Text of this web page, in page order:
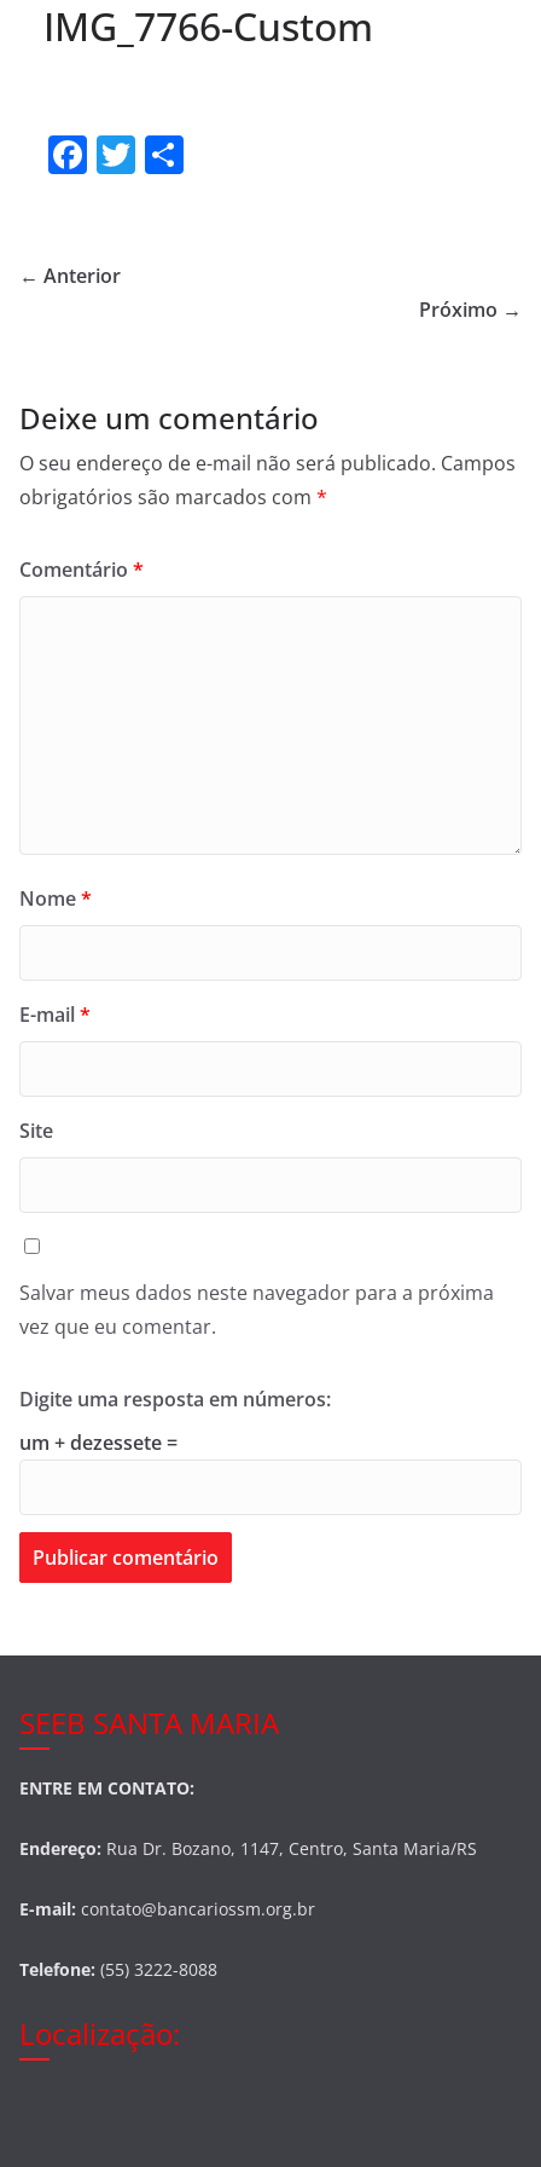
IMG_7766-Custom
F
e
k
T
← Anterior
Próximo →
Deixe um comentário
O seu endereço de e-mail não será publicado. Campos
obrigatórios são marcados com *
Comentário *
Nome*
E-mail*
Site
Salvar meus dados neste navegador para a próxima
vez que eu comentar.
Digite uma resposta em números:
um + dezessete =
SEEB SANTA MARIA
ENTRE EM CONTATO:
Endereço: Rua Dr. Bozano, 1147, Centro, Santa Maria/RS
E-mail: contato@bancariossm.org.br
Telefone: (55) 3222-8088
Localização: